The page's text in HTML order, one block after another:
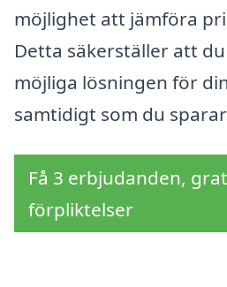
möjlighet att jämföra
Detta säkerställer att
möjliga lösningen för
samtidigt som du
Få 3 erbjudanden,
förpliktelser